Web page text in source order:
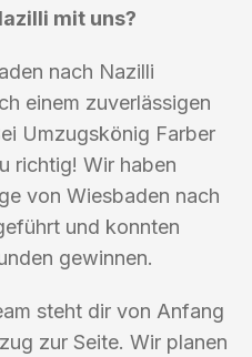
mit uns?
nach Nazilli
einem zuverlässigen
Umzugskönig Farber
richtig! Wir haben
von Wiesbaden nach
und konnten
gewinnen.
steht dir von Anfang
zur Seite. Wir planen